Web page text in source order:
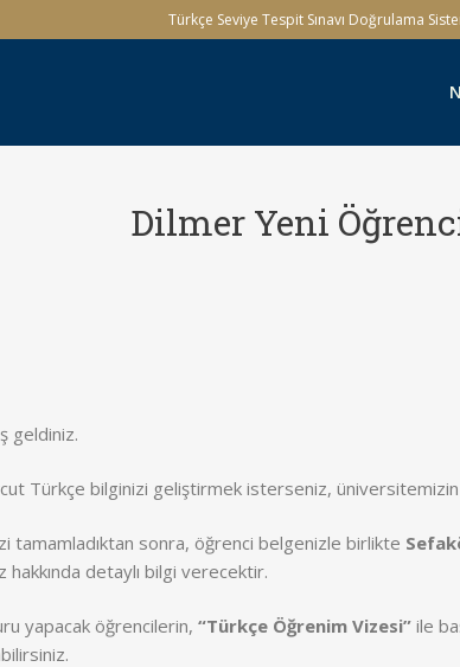
Türkçe Seviye Tespit Sınavı Doğrulama
Dilmer Yeni
geldiniz.
Türkçe bilginizi geliştirmek isterseniz, üniversitemizin
tamamladıktan sonra, öğrenci belgenizle birlikte
hakkında detaylı bilgi verecektir.
yapacak öğrencilerin, “Türkçe Öğrenim Vizesi” ile